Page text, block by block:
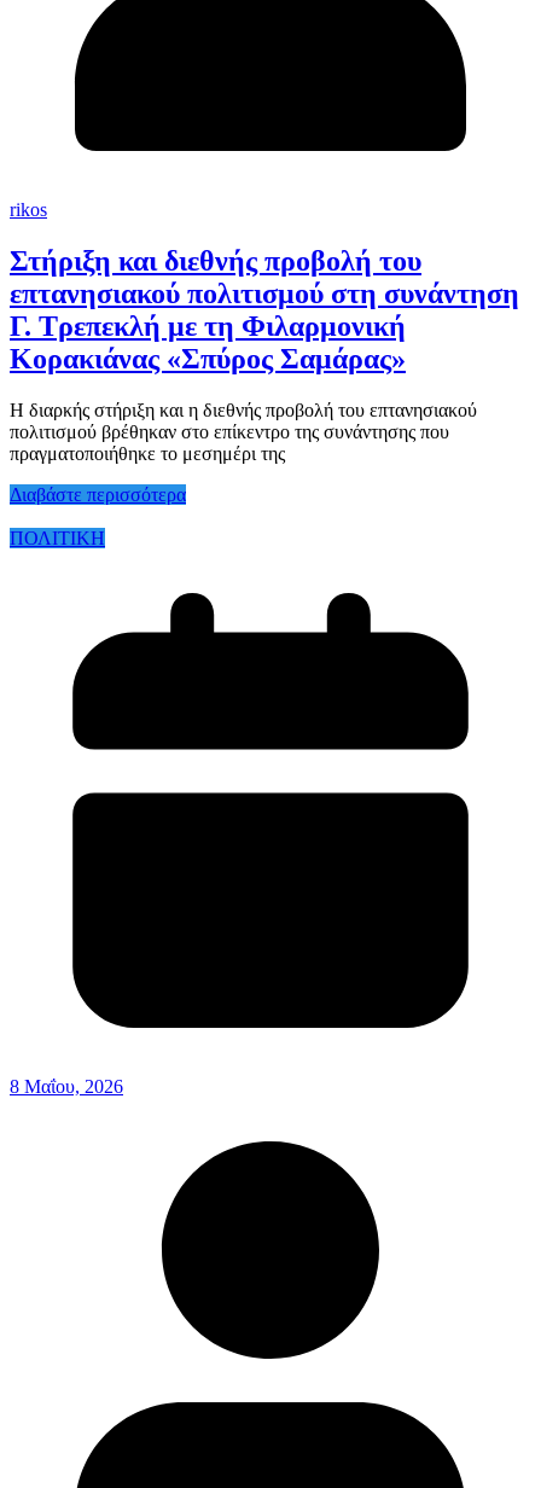
rikos
Στήριξη και διεθνής προβολή του
επτανησιακού πολιτισμού στη συνάντηση
Γ. Τρεπεκλή με τη Φιλαρμονική
Κορακιάνας «Σπύρος Σαμάρας»
Η διαρκής στήριξη και η διεθνής προβολή του επτανησιακού
πολιτισμού βρέθηκαν στο επίκεντρο της συνάντησης που
πραγματοποιήθηκε το μεσημέρι της
Διαβάστε περισσότερα
ΠΟΛΙΤΙΚΗ
8 Μαΐου, 2026